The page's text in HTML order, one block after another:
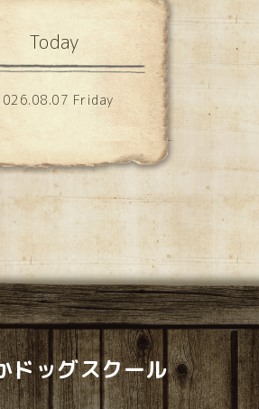
Today
Friday
ドッグスクール